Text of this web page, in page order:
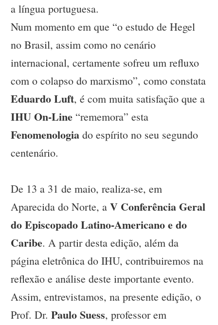
a língua portuguesa.
Num momento em que “o estudo de Hegel
no Brasil, assim como no cenário
internacional, certamente sofreu um refluxo
com o colapso do marxismo”, como constata
Eduardo Luft, é com muita satisfação que a
IHU On-Line “rememora” esta
Fenomenologia do espírito no seu segundo
centenário.
De 13 a 31 de maio, realiza-se, em
Aparecida do Norte, aV Conferência Geral
do Episcopado Latino-Americano e do
Caribe. A partir desta edição, além da
página eletrônica do IHU, contribuiremos na
reflexão e análise deste importante evento.
Assim, entrevistamos, na presente edição, o
Prof. Dr.Paulo Suess, professor em